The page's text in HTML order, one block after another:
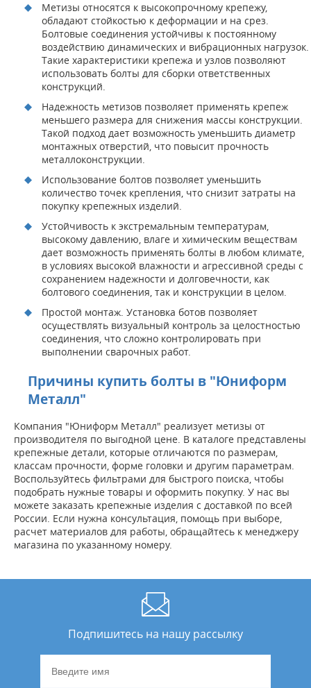
Метизы относятся к высокопрочному крепежу,
обладают стойкостью к деформации и на срез.
Болтовые соединения устойчивы к постоянному
воздействию динамических и вибрационных нагрузок.
Такие характеристики крепежа и узлов позволяют
использовать болты для сборки ответственных
конструкций.
Надежность метизов позволяет применять крепеж
меньшего размера для снижения массы конструкции.
Такой подход дает возможность уменьшить диаметр
монтажных отверстий, что повысит прочность
металлоконструкции.
Использование болтов позволяет уменьшить
количество точек крепления, что снизит затраты на
покупку крепежных изделий.
Устойчивость к экстремальным температурам,
высокому давлению, влаге и химическим веществам
дает возможность применять болты в любом климате,
в условиях высокой влажности и агрессивной среды с
сохранением надежности и долговечности, как
болтового соединения, так и конструкции в целом.
Простой монтаж. Установка ботов позволяет
осуществлять визуальный контроль за целостностью
соединения, что сложно контролировать при
выполнении сварочных работ.
Причины купить болты в "Юниформ
Металл"
Компания "Юниформ Металл" реализует метизы от
производителя по выгодной цене. В каталоге представлены
крепежные детали, которые отличаются по размерам,
классам прочности, форме головки и другим параметрам.
Воспользуйтесь фильтрами для быстрого поиска, чтобы
подобрать нужные товары и оформить покупку. У нас вы
можете заказать крепежные изделия с доставкой по всей
России. Если нужна консультация, помощь при выборе,
расчет материалов для работы, обращайтесь к менеджеру
магазина по указанному номеру.
Подпишитесь на нашу рассылку